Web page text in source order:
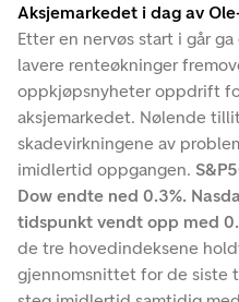
Aksjemarkedet i dag av
Etter en nervøs start i går
lavere renteøkninger
oppkjøpsnyheter oppdrift
aksjemarkedet. Nølende
skadevirkningene av
imidlertid oppgangen.
Dow endte ned 0.3%.
tidspunkt vendt opp med
de tre hovedindeksene
gjennomsnittet for de siste